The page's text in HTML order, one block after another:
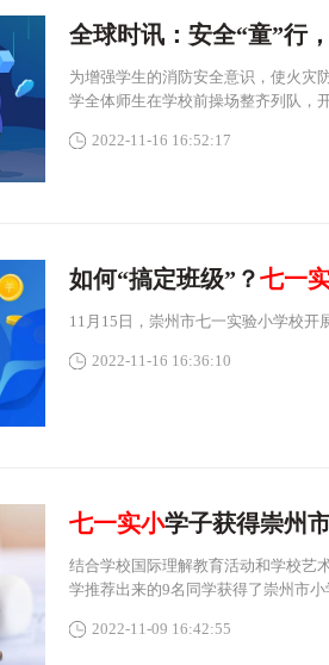
全球时讯：安全“童”行
为增强学生的消防安全意识，使火灾
学全体师生在学校前操场整齐列队，
2022-11-16 16:52:17
如何“搞定班级”？七一
11月15日，崇州市七一实验小学校开
2022-11-16 16:36:10
七一实小学子获得崇州市小
结合学校国际理解教育活动和学校艺
学推荐出来的9名同学获得了崇州市
2022-11-09 16:42:55